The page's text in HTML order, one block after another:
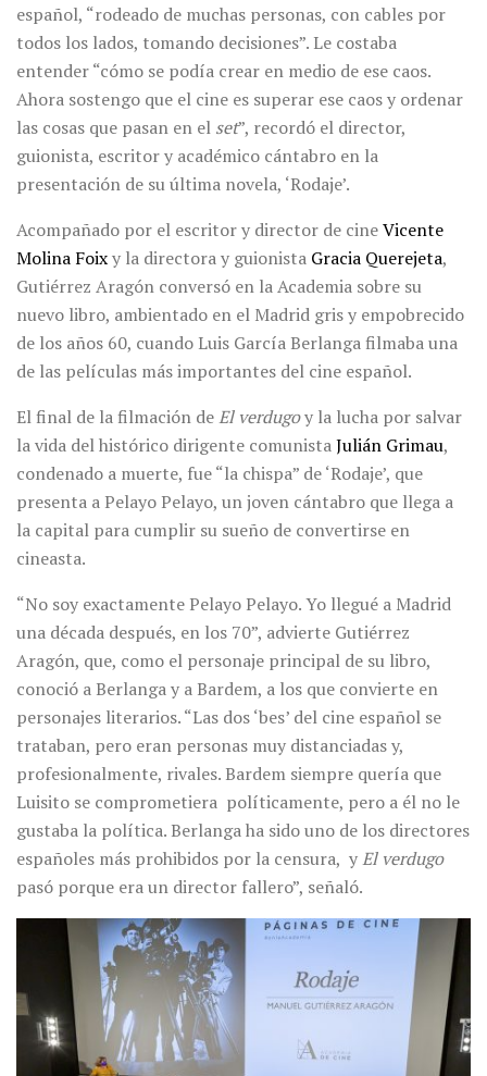
español, “rodeado de muchas personas, con cables por
todos los lados, tomando decisiones”. Le costaba
entender “cómo se podía crear en medio de ese caos.
Ahora sostengo que el cine es superar ese caos y ordenar
las cosas que pasan en el set”, recordó el director,
guionista, escritor y académico cántabro en la
presentación de su última novela, ‘Rodaje’.
Acompañado por el escritor y director de cineVicente
Molina Foixy la directora y guionista Gracia Querejeta,
Gutiérrez Aragón conversó en la Academia sobre su
nuevo libro, ambientado en el Madrid gris y empobrecido
de los años 60, cuando Luis García Berlanga filmaba una
de las películas más importantes del cine español.
El final de la filmación deEl verdugoy la lucha por salvar
la vida del histórico dirigente comunistaJulián Grimau,
condenado a muerte, fue “la chispa” de ‘Rodaje’, que
presenta a Pelayo Pelayo, un joven cántabro que llega a
la capital para cumplir su sueño de convertirse en
cineasta.
“No soy exactamente Pelayo Pelayo. Yo llegué a Madrid
una década después, en los 70”, advierte Gutiérrez
Aragón, que, como el personaje principal de su libro,
conoció a Berlanga y a Bardem, a los que convierte en
personajes literarios. “Las dos ‘bes’ del cine español se
trataban, pero eran personas muy distanciadas y,
profesionalmente, rivales. Bardem siempre quería que
Luisito se comprometiera políticamente, pero a él no le
gustaba la política. Berlanga ha sido uno de los directores
españoles más prohibidos por la censura, yEl verdugo
pasó porque era un director fallero”, señaló.